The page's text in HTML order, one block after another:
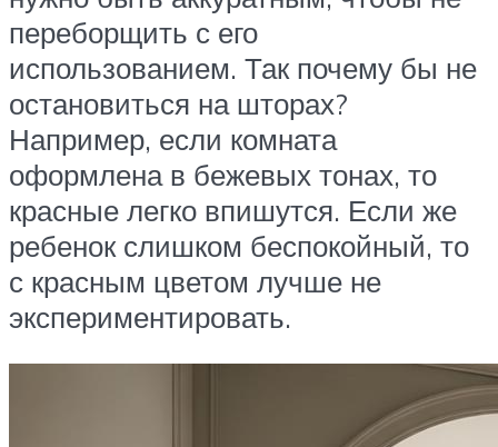
переборщить с его
использованием. Так почему бы не
остановиться на шторах?
Например, если комната
оформлена в бежевых тонах, то
красные легко впишутся. Если же
ребенок слишком беспокойный, то
с красным цветом лучше не
экспериментировать.